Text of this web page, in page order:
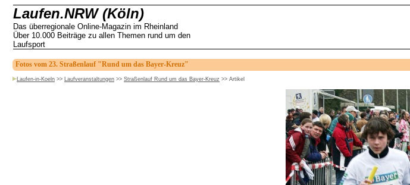
Laufen.NRW (Köln)
Das überregionale Online-Magazin im Rheinland
Über 10.000 Beiträge zu allen Themen rund um den
Laufsport
Fotos vom 23. Straßenlauf "Rund um das Bayer-Kreuz"
Laufen-in-Koeln >> Laufveranstaltungen >> Straßenlauf Rund um das Bayer-Kreuz >> Artikel